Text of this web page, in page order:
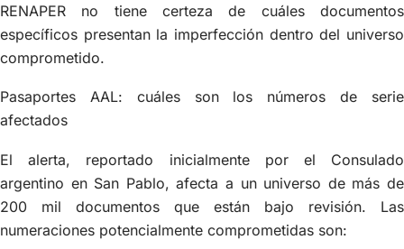
RENAPER no tiene certeza de cuáles documentos
específicos presentan la imperfección dentro del universo
comprometido.
Pasaportes AAL: cuáles son los números de serie
afectados
El alerta, reportado inicialmente por el Consulado
argentino en San Pablo, afecta a un universo de más de
200 mil documentos que están bajo revisión. Las
numeraciones potencialmente comprometidas son: